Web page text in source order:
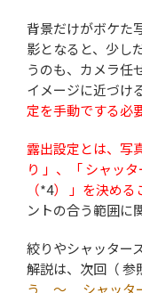
背景だけがボケた
影となると、少し
うのも、カメラ任
イメージに近づけ
定を手動でする必
露出設定とは、写
り 」、「 シャッ
（*4） 」を決める
ントの合う範囲に
絞りやシャッター
解説は、次回（ 参
う ～ シャッタ